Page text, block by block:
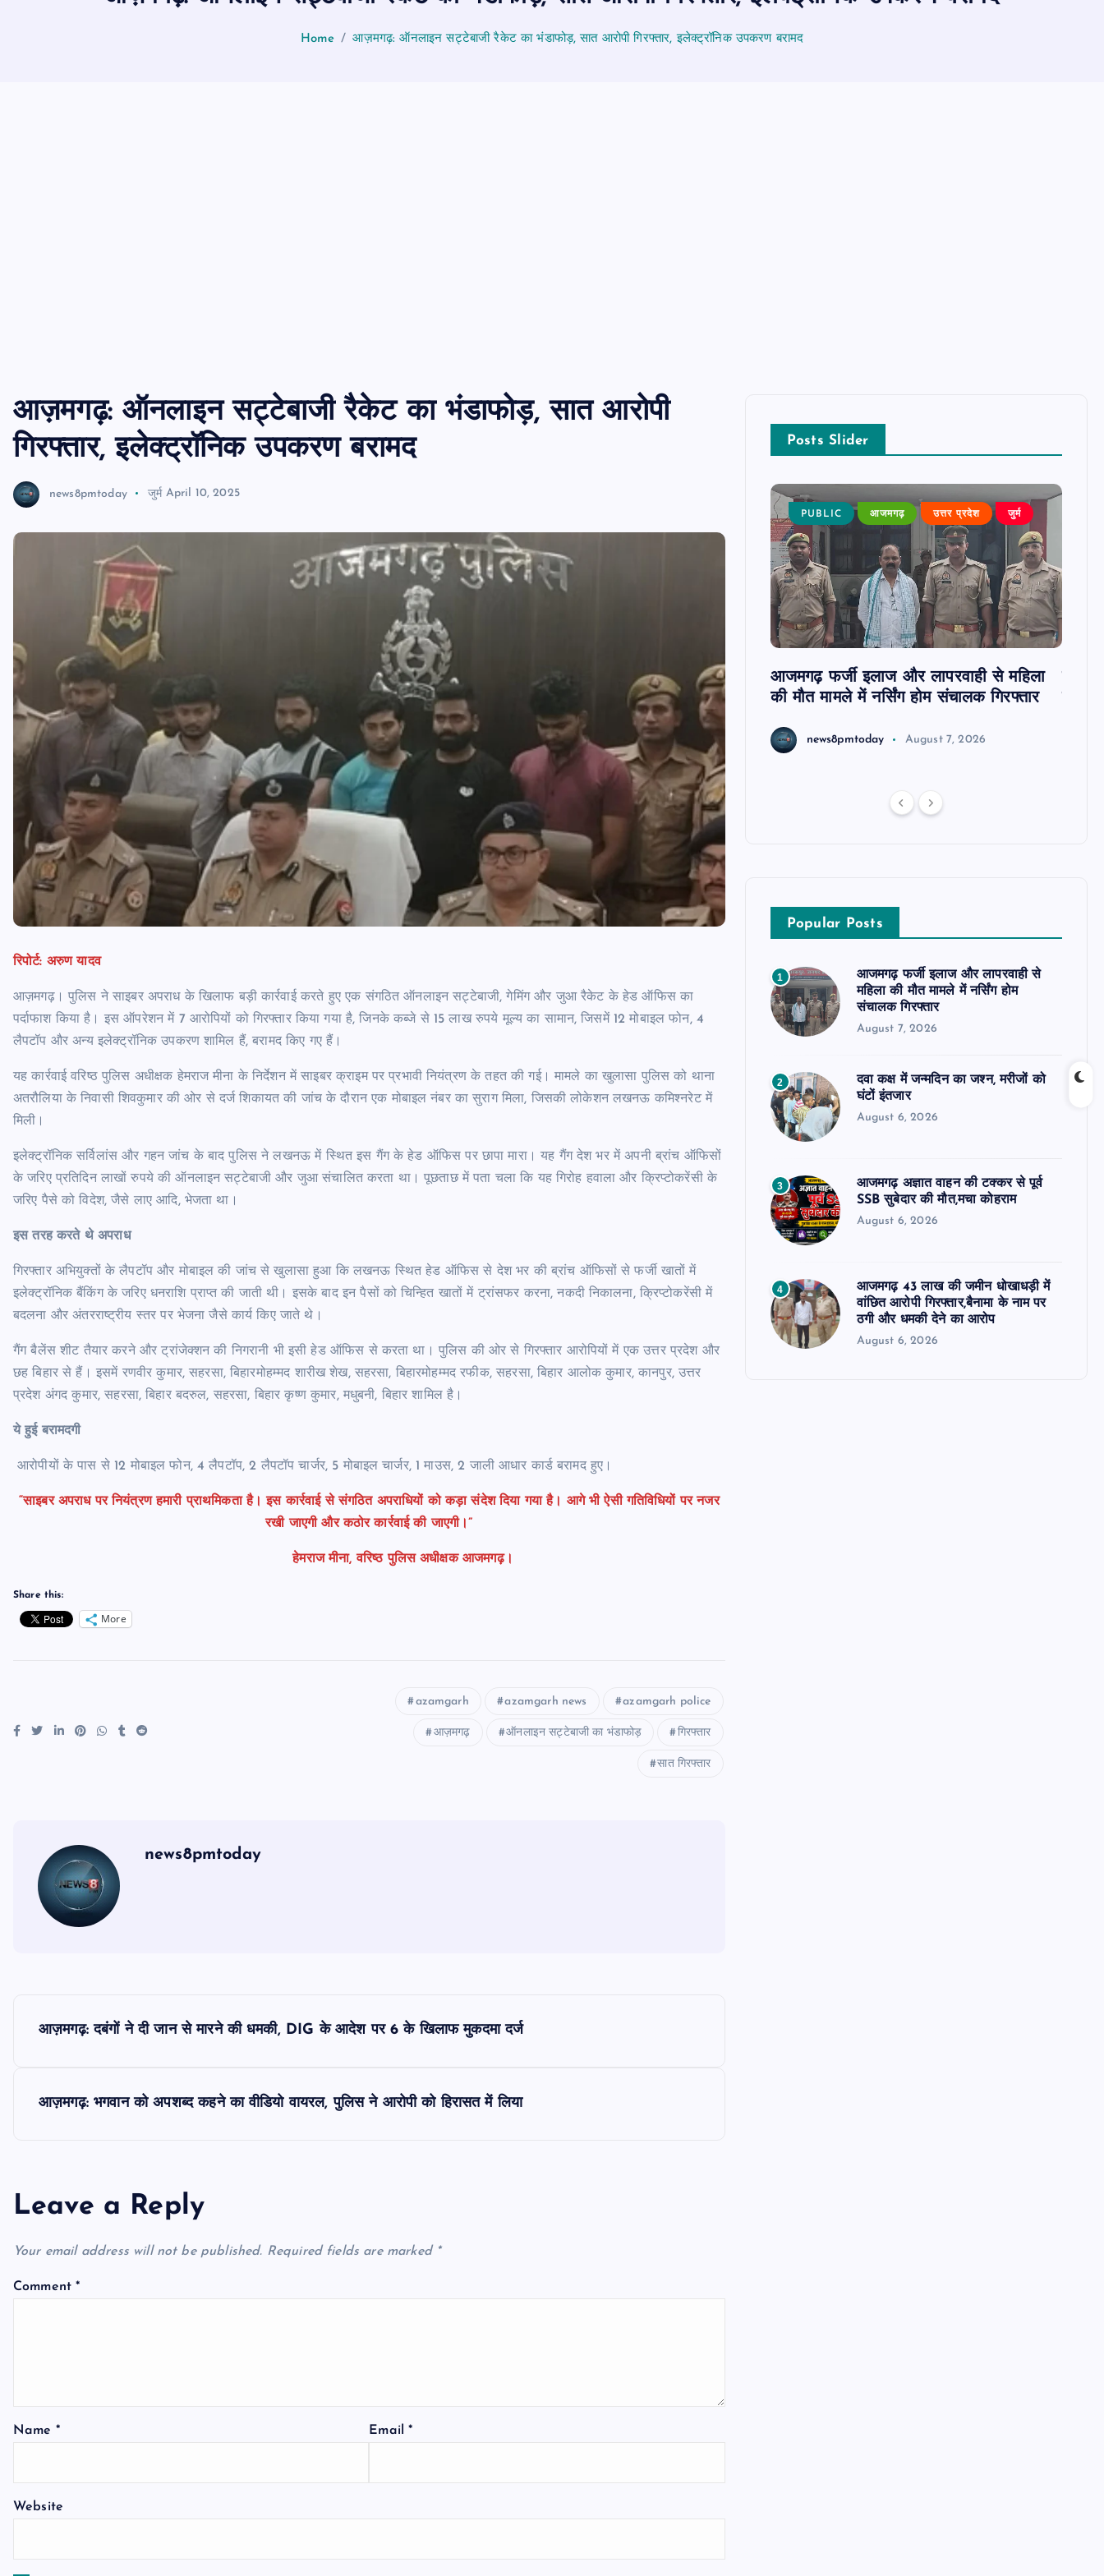
Home आज़मगढ़: ऑनलाइन सट्टेबाजी रैकेट का भंडाफोड़, सात आरोपी गिरफ्तार, इलेक्ट्रॉनिक उपकरण बरामद
आज़मगढ़: ऑनलाइन सट्टेबाजी रैकेट का भंडाफोड़, सात आरोपी
गिरफ्तार, इलेक्ट्रॉनिक उपकरण बरामद
news8pmtoday जुर्म April 10, 2025
रिपोर्ट: अरुण यादव
आज़मगढ़। पुलिस ने साइबर अपराध के खिलाफ बड़ी कार्रवाई करते हुए एक संगठित ऑनलाइन सट्टेबाजी, गेमिंग और जुआ रैकेट के हेड ऑफिस का
पर्दाफाश किया है। इस ऑपरेशन में 7 आरोपियों को गिरफ्तार किया गया है, जिनके कब्जे से 15 लाख रुपये मूल्य का सामान, जिसमें 12 मोबाइल फोन, 4
लैपटॉप और अन्य इलेक्ट्रॉनिक उपकरण शामिल हैं, बरामद किए गए हैं।
यह कार्रवाई वरिष्ठ पुलिस अधीक्षक हेमराज मीना के निर्देशन में साइबर क्राइम पर प्रभावी नियंत्रण के तहत की गई। मामले का खुलासा पुलिस को थाना
अतरौलिया के निवासी शिवकुमार की ओर से दर्ज शिकायत की जांच के दौरान एक मोबाइल नंबर का सुराग मिला, जिसकी लोकेशन लखनऊ कमिश्नरेट में
मिली।
इलेक्ट्रॉनिक सर्विलांस और गहन जांच के बाद पुलिस ने लखनऊ में स्थित इस गैंग के हेड ऑफिस पर छापा मारा। यह गैंग देश भर में अपनी ब्रांच ऑफिसों
के जरिए प्रतिदिन लाखों रुपये की ऑनलाइन सट्टेबाजी और जुआ संचालित करता था। पूछताछ में पता चला कि यह गिरोह हवाला और क्रिप्टोकरेंसी के
जरिए पैसे को विदेश, जैसे लाए आदि, भेजता था।
इस तरह करते थे अपराध
गिरफ्तार अभियुक्तों के लैपटॉप और मोबाइल की जांच से खुलासा हुआ कि लखनऊ स्थित हेड ऑफिस से देश भर की ब्रांच ऑफिसों से फर्जी खातों में
इलेक्ट्रॉनिक बैंकिंग के जरिए धनराशि प्राप्त की जाती थी। इसके बाद इन पैसों को चिन्हित खातों में ट्रांसफर करना, नकदी निकालना, क्रिप्टोकरेंसी में
बदलना और अंतरराष्ट्रीय स्तर पर भेजना जैसे कार्य किए जाते थे।
गैंग बैलेंस शीट तैयार करने और ट्रांजेक्शन की निगरानी भी इसी हेड ऑफिस से करता था। पुलिस की ओर से गिरफ्तार आरोपियों में एक उत्तर प्रदेश और
छह बिहार से हैं। इसमें रणवीर कुमार, सहरसा, बिहारमोहम्मद शारीख शेख, सहरसा, बिहारमोहम्मद रफीक, सहरसा, बिहार आलोक कुमार, कानपुर, उत्तर
प्रदेश अंगद कुमार, सहरसा, बिहार बदरुल, सहरसा, बिहार कृष्ण कुमार, मधुबनी, बिहार शामिल है।
ये हुई बरामदगी
आरोपीयों के पास से 12 मोबाइल फोन, 4 लैपटॉप, 2 लैपटॉप चार्जर, 5 मोबाइल चार्जर, 1 माउस, 2 जाली आधार कार्ड बरामद हुए।
“साइबर अपराध पर नियंत्रण हमारी प्राथमिकता है। इस कार्रवाई से संगठित अपराधियों को कड़ा संदेश दिया गया है। आगे भी ऐसी गतिविधियों पर नजर
रखी जाएगी और कठोर कार्रवाई की जाएगी।”
हेमराज मीना, वरिष्ठ पुलिस अधीक्षक आजमगढ़।
Share this:
More
azamgarh azamgarh news azamgarh police
आज़मगढ़ ऑनलाइन सट्टेबाजी का भंडाफोड़ गिरफ्तार
सात गिरफ्तार
news8pmtoday
n
a
v
a
i
o
आज़मगढ़: दबंगों ने दी जान से मारने की धमकी, DIG के आदेश पर 6 के खिलाफ मुकदमा दर्ज
आज़मगढ़: भगवान को अपशब्द कहने का वीडियो वायरल, पुलिस ने आरोपी को हिरासत में लिया
Leave a Reply
Your email address will not be published. Required fields are marked *
Comment*
Name * Email*
Website
Posts Slider
डॉ. धनन्जय पाण्डेय बने अध्यक्ष, डॉ. अलेन्द्र कुमार
सचिव निर्विरोध निर्वाचित
news8pmtoday
PUBLIC आजमगढ़ उत्तर प्रदेश जुर्म
आजमगढ़ फर्जी इलाज और लापरवाही से महिला
की मौत मामले में नर्सिंग होम संचालक गिरफ्तार
news8pmtoday August 7, 2026
दवा
इंतजार
Popular Posts
1
आजमगढ़ फर्जी इलाज और लापरवाही से
महिला की मौत मामले में नर्सिंग होम
संचालक गिरफ्तार
August 7, 2026
2
दवा कक्ष में जन्मदिन का जश्न, मरीजों को
घंटों इंतजार
August 6, 2026
3
आजमगढ़ अज्ञात वाहन की टक्कर से पूर्व
SSB सुबेदार की मौत,मचा कोहराम
August 6, 2026
4
आजमगढ़ 43 लाख की जमीन धोखाधड़ी में
वांछित आरोपी गिरफ्तार,बैनामा के नाम पर
ठगी और धमकी देने का आरोप
August 6, 2026